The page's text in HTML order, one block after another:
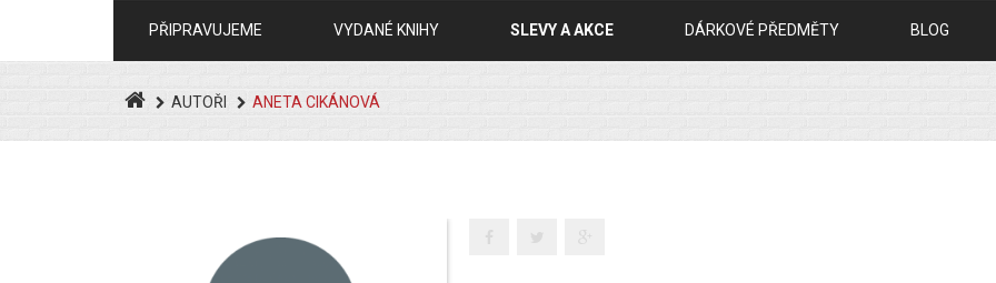
PŘIPRAVUJEME VYDANÉ KNIHY SLEVY A AKCE DÁRKOVÉ PŘEDMĚTY BLOG
AUTOŘI ANETA CIKÁNOVÁ